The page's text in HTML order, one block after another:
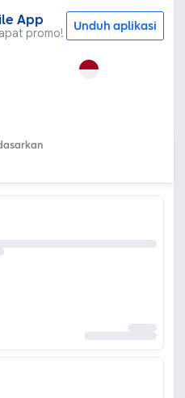
App
promo! Unduh aplikasi